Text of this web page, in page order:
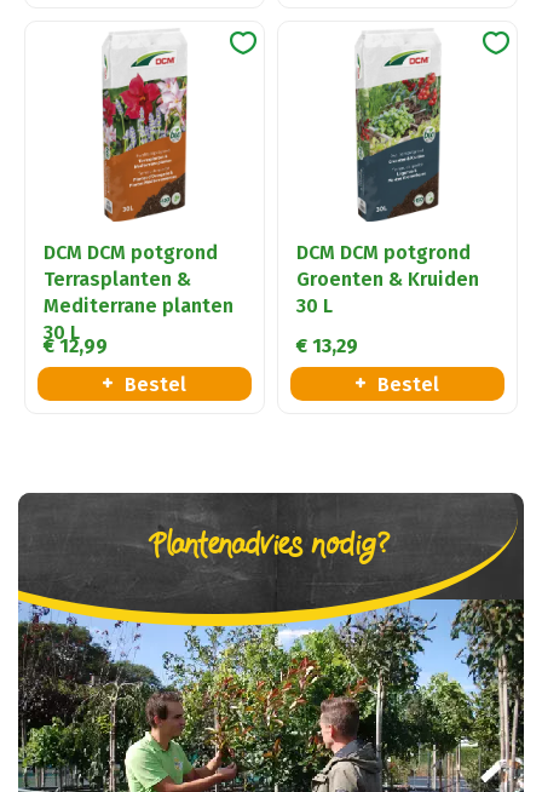
DCM DCM potgrond
Terrasplanten &
Mediterrane planten
30 L
€ 12,99
Bestel
DCM DCM potgrond
Groenten & Kruiden
30 L
€ 13,29
Bestel
Plantenadvies nodig?